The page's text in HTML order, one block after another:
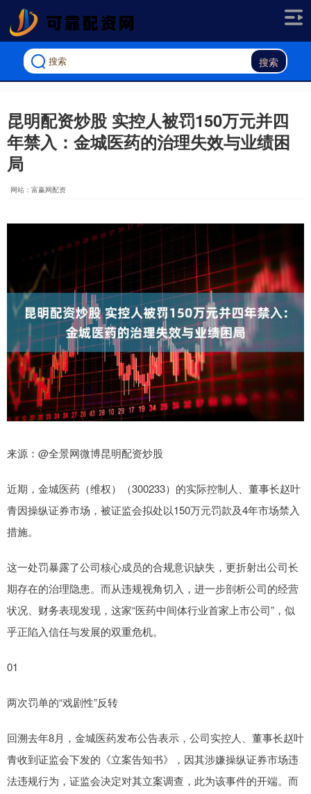
搜索
昆明配资炒股 实控人被罚150万元并四
年禁入：金城医药的治理失效与业绩困
局
网站：富赢网配资
来源：@全景网微博昆明配资炒股
近期，金城医药（维权）（300233）的实际控制人、董事长赵叶
青因操纵证券市场，被证监会拟处以150万元罚款及4年市场禁入
措施。
这一处罚暴露了公司核心成员的合规意识缺失，更折射出公司长
期存在的治理隐患。而从违规视角切入，进一步剖析公司的经营
状况、财务表现发现，这家“医药中间体行业首家上市公司”，似
乎正陷入信任与发展的双重危机。
01
两次罚单的“戏剧性”反转
回溯去年8月，金城医药发布公告表示，公司实控人、董事长赵叶
青收到证监会下发的《立案告知书》，因其涉嫌操纵证券市场违
法违规行为，证监会决定对其立案调查，此为该事件的开端。而